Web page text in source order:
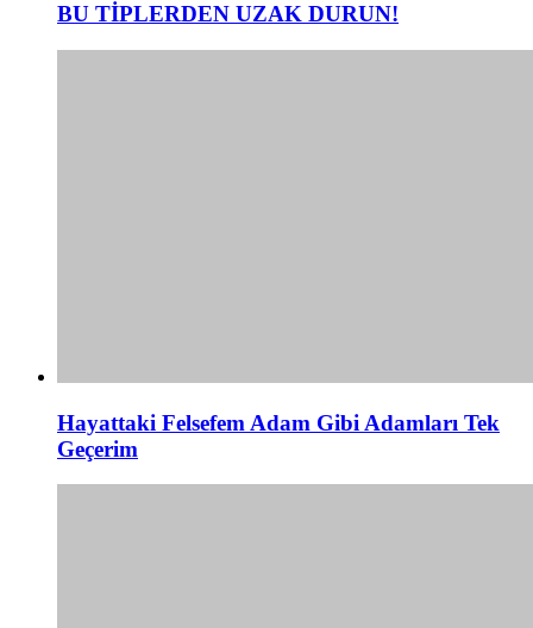
BU TİPLERDEN UZAK DURUN!
Hayattaki Felsefem Adam Gibi Adamları Tek
Geçerim